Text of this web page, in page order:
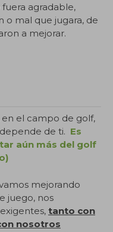
agradable,
mal que jugara, de
a mejorar.
en el campo de golf,
de ti. Es
aún más del golf
mejorando
juego, nos
tanto con
nosotros